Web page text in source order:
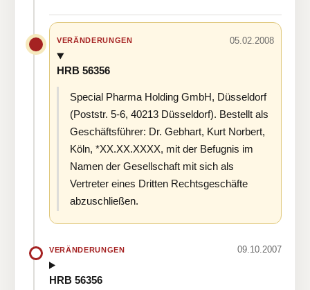
VERÄNDERUNGEN 05.02.2008
HRB 56356
Special Pharma Holding GmbH, Düsseldorf
(Poststr. 5-6, 40213 Düsseldorf). Bestellt als
Geschäftsführer: Dr. Gebhart, Kurt Norbert,
Köln, *XX.XX.XXXX, mit der Befugnis im
Namen der Gesellschaft mit sich als
Vertreter eines Dritten Rechtsgeschäfte
abzuschließen.
VERÄNDERUNGEN 09.10.2007
HRB 56356